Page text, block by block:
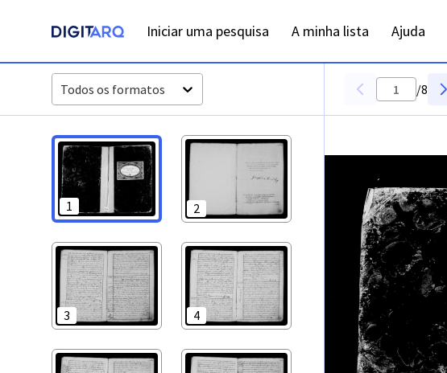
Iniciar uma pesquisa A minha lista Ajuda
Todos os formatos
1 2
3 4
/8